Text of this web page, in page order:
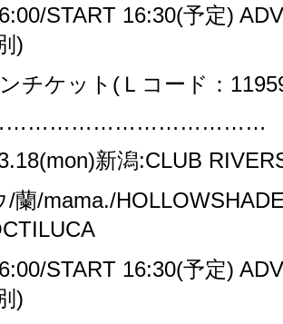
START 16:30(予定)
)
チケット(Ｌコード：
新潟:CLUB
/蘭/mama./
START 16:30(予定)
)